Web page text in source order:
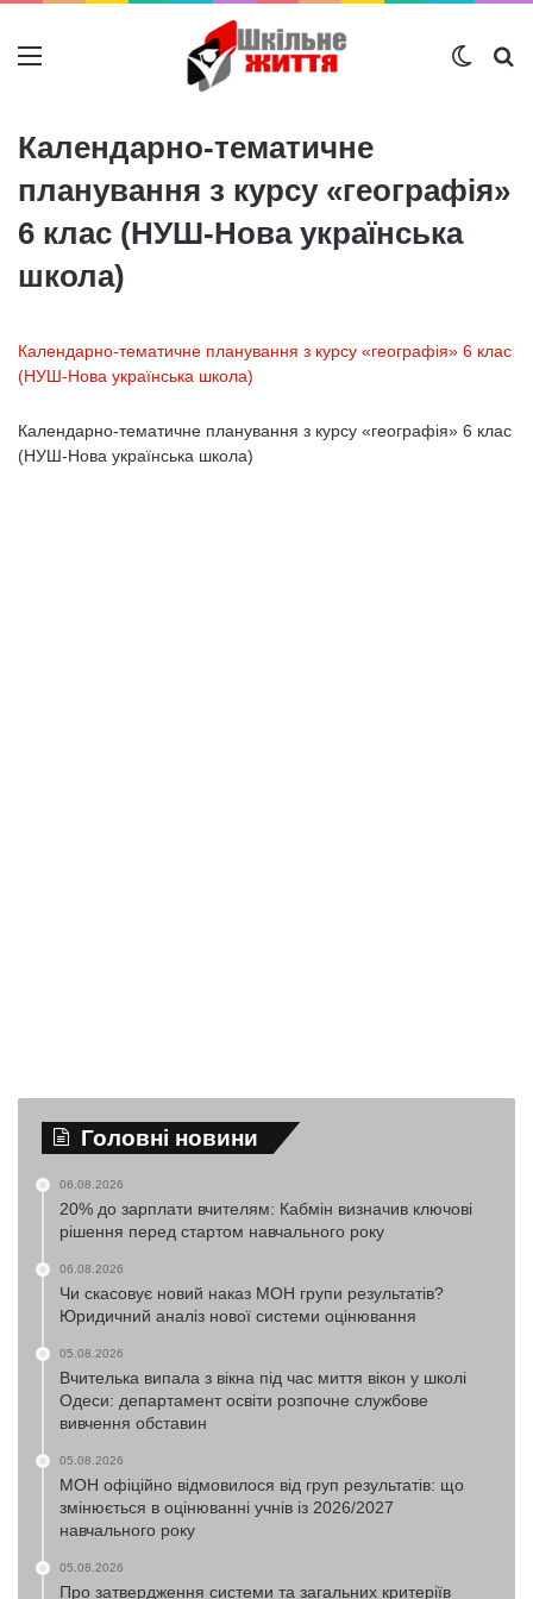
Меню
Календарно-тематичне
планування з курсу «географія»
6 клас (НУШ-Нова українська
школа)
Календарно-тематичне планування з курсу «географія» 6 клас
(НУШ-Нова українська школа)
Календарно-тематичне планування з курсу «географія» 6 клас
(НУШ-Нова українська школа)
Головні новини
06.08.2026
20% до зарплати вчителям: Кабмін визначив ключові
рішення перед стартом навчального року
06.08.2026
Чи скасовує новий наказ МОН групи результатів?
Юридичний аналіз нової системи оцінювання
05.08.2026
Вчителька випала з вікна під час миття вікон у школі
Одеси: департамент освіти розпочне службове
вивчення обставин
05.08.2026
МОН офіційно відмовилося від груп результатів: що
змінюється в оцінюванні учнів із 2026/2027
навчального року
05.08.2026
Про затвердження системи та загальних критеріїв